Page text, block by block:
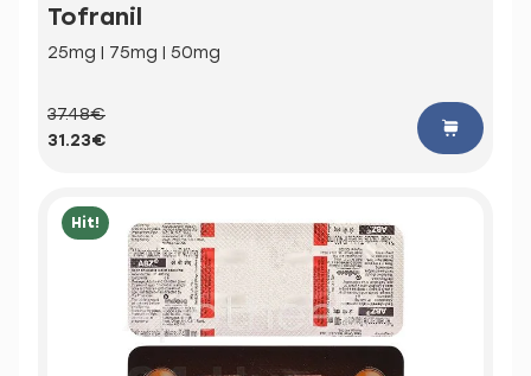
Tofranil
25mg | 75mg | 50mg
37.48€
31.23€
Hit!